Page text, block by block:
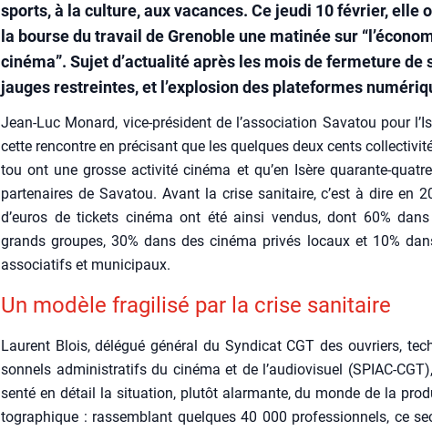
sports, à la culture, aux vacances. Ce jeudi 10 février, elle
la bourse du travail de Grenoble une matinée sur
cinéma”. Sujet d’actualité après les mois de fermeture de
jauges restreintes, et l’explosion des plateformes
Jean-Luc Monard, vice-pré­sident de l’association Sava­tou pour
cette ren­contre en pré­ci­sant que les quelques deux cents
tou ont une grosse acti­vi­té ciné­ma et qu’en Isère qua­rante-
par­te­naires de Sava­tou. Avant la crise sani­taire, c’est à dire en
d’euros de tickets ciné­ma ont été ain­si ven­dus, dont 60%
grands groupes, 30% dans des ciné­ma pri­vés locaux et 10%
asso­cia­tifs et muni­ci­paux.
Un modèle fra­gi­li­sé par la crise sani­taire
Laurent Blois, délé­gué géné­ral du Syn­di­cat CGT des ouvriers,
son­nels admi­nis­tra­tifs du ciné­ma et de l’au­dio­vi­suel (SPIAC-
sen­té en détail la situa­tion, plu­tôt alar­mante, du monde de la
to­gra­phique : ras­sem­blant quelques 40 000 pro­fes­sion­nels, ce